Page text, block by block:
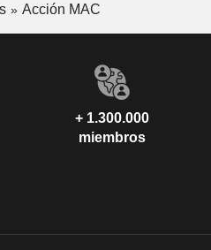
Acción MAC
+ 1.300.000
miembros